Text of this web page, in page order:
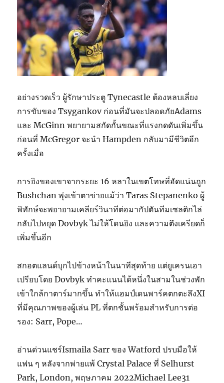
อย่างรวดเร็ว ผู้รักษาประตู Tynecastle ต้องหลบเลี่ยง
การขับของ Tsygankov ก่อนที่มันจะปลอดภัยAdams
และ McGinn พยายามสกัดกั้นขณะที่แรงกดดันเพิ่มขึ้น
ก่อนที่ McGregor จะนำ Hampden กลับมามีชีวิตอีก
ครั้งเมื่อ
การยิงของเขาจากระยะ 16 หลาในเขตโทษที่อัดแน่นถูก
Bushchan พุ่งเข้าตาข่ายแม้ว่า Taras Stepanenko ผู้
พิทักษ์จะพยายามเคลียร์วินาทีต่อมากัปตันทีมเซลติกไล่
กลับไปหยุด Dovbyk ไม่ให้โดนยิง และความตึงเครียดก็
เพิ่มขึ้นอีก
สกอตแลนด์บุกไปข้างหน้าในนาทีสุดท้าย แต่ยูเครนเอา
เปรียบโดย Dovbyk ทำคะแนนได้หนึ่งในสามในช่วงพัก
เข้าใกล้กาตาร์มากขึ้น ทำให้แฮมป์เดนพาร์คตกตะลึงXI
ที่มีคุณภาพของผู้เล่น PL ที่ตกชั้นพร้อมสำหรับการต่อ
รอง: Sarr, Pope…
อ่านด่วนแชร์Ismaila Sarr ของ Watford ปรบมือให้
แฟน ๆ หลังจากพ่ายแพ้ Crystal Palace ที่ Selhurst
Park, London, พฤษภาคม 2022Michael Lee31